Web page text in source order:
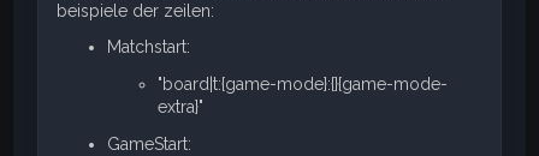
beispiele der zeilen:
Matchstart:
"board|t:{game-mode}:{}{game-mode-
extra}"
GameStart: